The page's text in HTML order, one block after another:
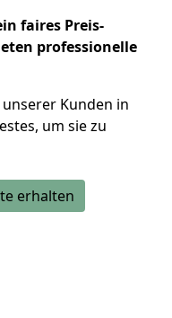
faires Preis-
professionelle
Kunden in
um sie zu
erhalten